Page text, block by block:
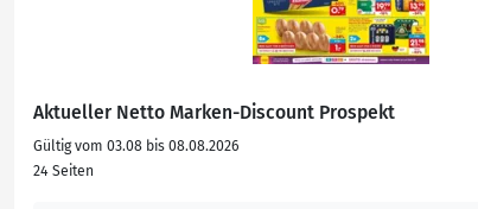
Aktueller Netto Marken-Discount Prospekt
Gültig vom 03.08 bis 08.08.2026
24 Seiten